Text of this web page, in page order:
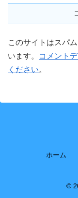
このサイトはスパ
います。
コメント
ください。
ホーム
©